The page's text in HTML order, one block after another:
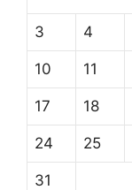
3 4
10 11
17 18
24 25
31